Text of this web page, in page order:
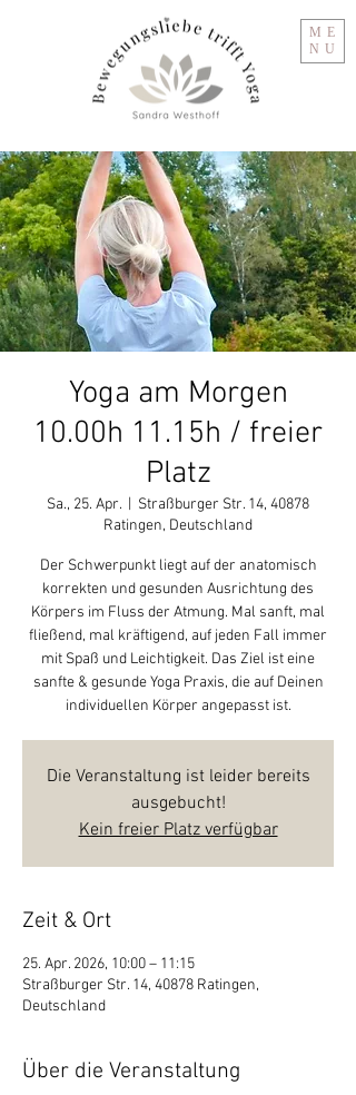
ME
NU
Yoga am Morgen
10.00h 11.15h / freier
Platz
Sa., 25. Apr.
Straßburger Str. 14, 40878
Ratingen, Deutschland
Der Schwerpunkt liegt auf der anatomisch
korrekten und gesunden Ausrichtung des
Körpers im Fluss der Atmung. Mal sanft, mal
fließend, mal kräftigend, auf jeden Fall immer
mit Spaß und Leichtigkeit. Das Ziel ist eine
sanfte & gesunde Yoga Praxis, die auf Deinen
individuellen Körper angepasst ist.
Die Veranstaltung ist leider bereits
ausgebucht!
Kein freier Platz verfügbar
Zeit & Ort
25. Apr. 2026, 10:00 – 11:15
Straßburger Str. 14, 40878 Ratingen,
Deutschland
Über die Veranstaltung